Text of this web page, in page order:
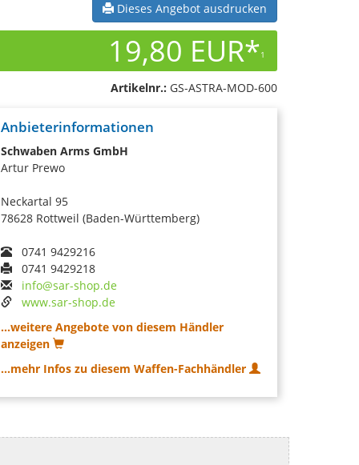
Dieses Angebot ausdrucken
19,80 EUR*1
Artikelnr.: GS-ASTRA-MOD-600
Anbieterinformationen
Schwaben Arms GmbH
Artur Prewo
Neckartal 95
78628 Rottweil (Baden-Württemberg)
0741 9429216
0741 9429218
info@sar-shop.de
www.sar-shop.de
...weitere Angebote von diesem Händler
anzeigen
...mehr Infos zu diesem Waffen-Fachhändler